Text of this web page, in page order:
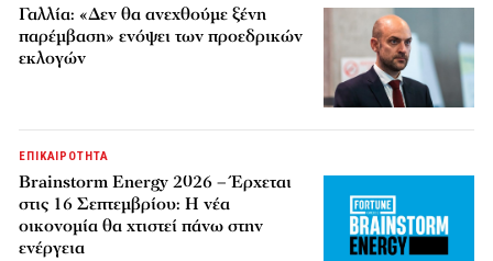
Γαλλία: «Δεν θα ανεχθούμε ξένη
παρέμβαση» ενόψει των προεδρικών
εκλογών
ΕΠΙΚΑΙΡΟΤΗΤΑ
Brainstorm Energy 2026 – Έρχεται
στις 16 Σεπτεμβρίου: Η νέα
οικονομία θα χτιστεί πάνω στην
ενέργεια